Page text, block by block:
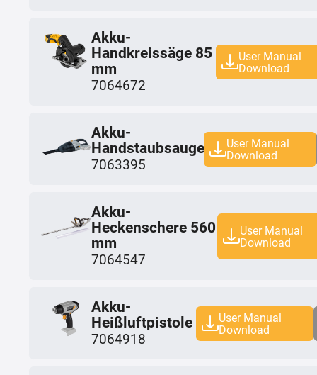
Akku-
Handkreissäge 85
mm
7064672
User Manual
Download
Akku-
Handstaubsauger
7063395
User Manual
Download
Akku-
Heckenschere 560
mm
7064547
User Manual
Download
Akku-
Heißluftpistole
7064918
User Manual
Download